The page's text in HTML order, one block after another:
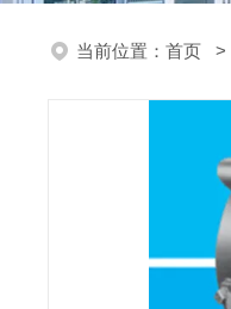
当前位置： 首页 >